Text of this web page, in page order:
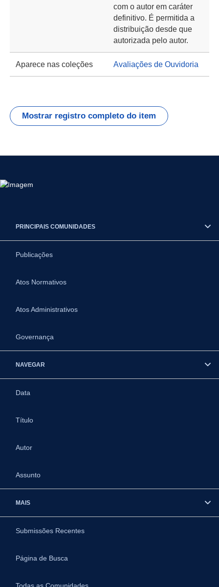
com o autor em caráter
definitivo. É permitida a
distribuição desde que
autorizada pelo autor.
Aparece nas coleções Avaliações de Ouvidoria
Mostrar registro completo do item
PRINCIPAIS COMUNIDADES
Publicações
Atos Normativos
Atos Administrativos
Governança
NAVEGAR
Data
Título
Autor
Assunto
MAIS
Submissões Recentes
Página de Busca